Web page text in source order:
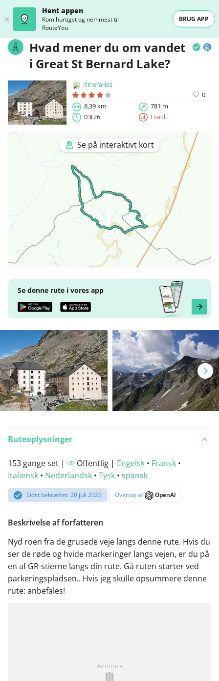
Hent appen
Kom hurtigst og nemmest til
RouteYou
BRUG APP
Hvad mener du om vandet
i Great St Bernard Lake?
Itineraries
0
8,39 km
781 m
03t26
Hard
Se på interaktivt kort
Se denne rute i vores app
Ruteoplysninger
153 gange set | Offentlig | Engelsk • Fransk •
Italiensk • Nederlandsk • Tysk • spansk
Sidst bekræftet: 20 juli 2025 Oversat af OpenAI
Beskrivelse af forfatteren
Nyd roen fra de grusede veje langs denne rute. Hvis du
ser de røde og hvide markeringer langs vejen, er du på
en af GR-stierne langs din rute. Gå ruten starter ved
parkeringspladsen.. Hvis jeg skulle opsummere denne
rute: anbefales!
Annonce